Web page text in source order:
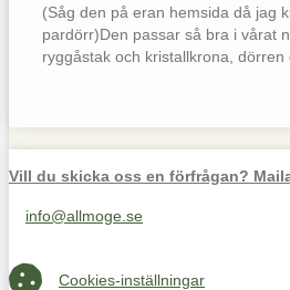
(Såg den på eran hemsida då jag
pardörr)Den passar så bra i vårat
ryggåstak och kristallkrona,
Vill du skicka oss en förfrågan?
Maila oss på info@allmoge.se
info@allmoge.se
Cookies-inställningar
Cookies-inställningar